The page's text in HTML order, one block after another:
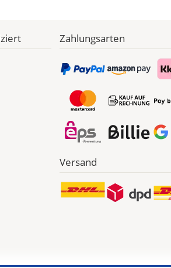
Zahlungsarten
Versand